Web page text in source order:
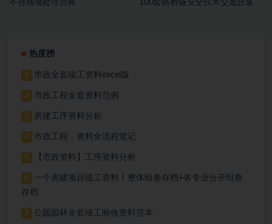
不合格项处理台账 100套路桥隧安全技术交底合集
热度榜
1 市政全套竣工资料excel版
2 市政工程全套资料范例
3 房建工序资料分析
4 市政工程，资料全流程笔记
5 【市政资料】工序资料分析
6
一个房建项目竣工资料丨整体组卷存档+各专业分开组卷
存档
7 公园园林全套竣工验收资料范本